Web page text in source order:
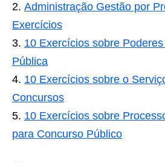
Administração Gestão por
Exercícios
10 Exercícios sobre
Pública
10 Exercícios sobre o
Concursos
10 Exercícios sobre
para Concurso Público